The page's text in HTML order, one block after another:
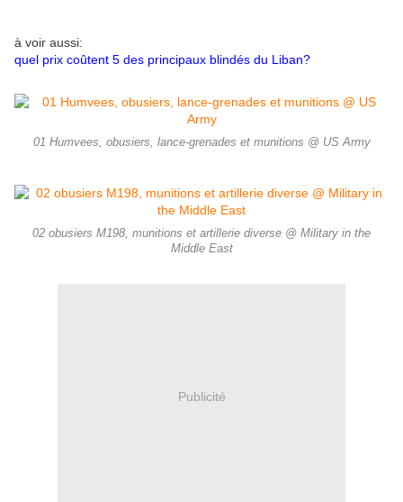
à voir aussi:
quel prix coûtent 5 des principaux blindés du Liban?
01 Humvees, obusiers, lance-grenades et munitions @ US Army
02 obusiers M198, munitions et artillerie diverse @ Military in the
Middle East
Publicité